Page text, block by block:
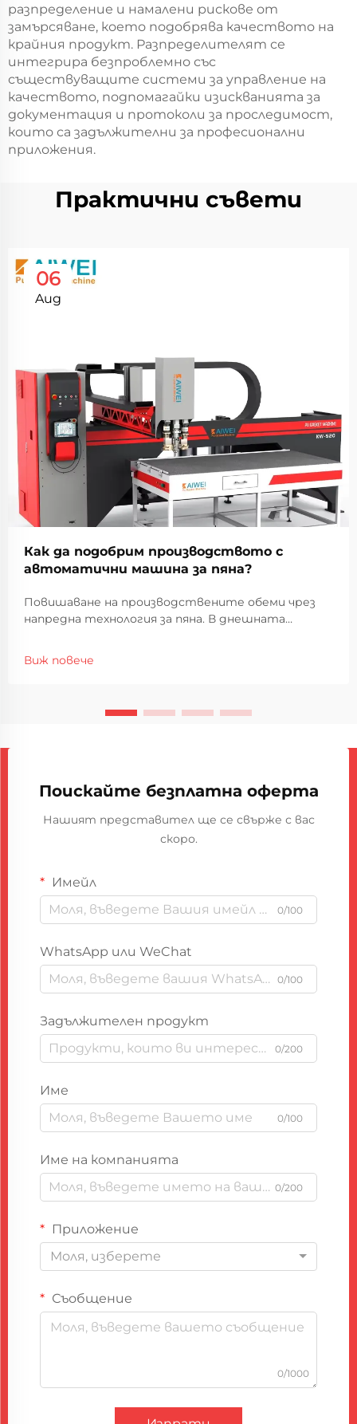
разпределение и намалени рискове от
замърсяване, което подобрява качеството на
крайния продукт. Разпределителят се
интегрира безпроблемно със
съществуващите системи за управление на
качеството, подпомагайки изискванията за
документация и протоколи за проследимост,
които са задължителни за професионални
приложения.
Практични съвети
06
Aug
Как да подобрим производството с
автоматични машина за пяна?
Повишаване на производствените обеми чрез
напредна технология за пяна. В днешната
повишаването на ефективността на
производството и поддържането на високи
се превърнали в ...
Виж повече
Поискайте безплатна оферта
Нашият представител ще се свърже с вас
скоро.
Имейл
0/100
WhatsApp или WeChat
0/100
Задължителен продукт
0/200
Име
0/100
Име на компанията
0/200
Приложение
Моля, изберете
Съобщение
0/1000